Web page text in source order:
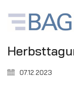
07.12.2023